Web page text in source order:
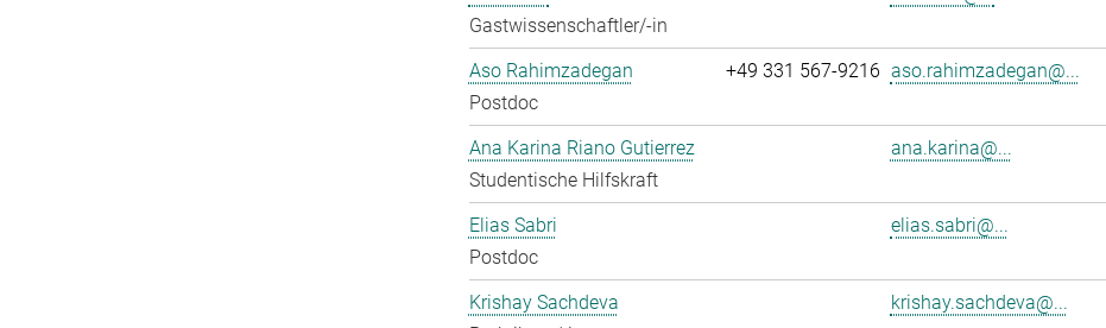
Gastwissenschaftler/-in
Aso Rahimzadegan
Postdoc
+49 331 567-9216 aso.rahimzadegan@...
Ana Karina Riano Gutierrez
Studentische Hilfskraft
ana.karina@...
Elias Sabri
Postdoc
elias.sabri@...
Krishay Sachdeva
krishay.sachdeva@...